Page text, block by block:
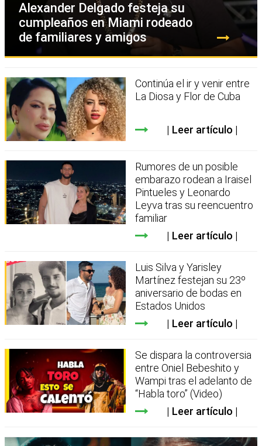
Alexander Delgado festeja su
cumpleaños en Miami rodeado
de familiares y amigos
Continúa el ir y venir entre
La Diosa y Flor de Cuba
Leer artículo
Rumores de un posible
embarazo rodean a Iraisel
Pintueles y Leonardo
Leyva tras su reencuentro
familiar
Leer artículo
Luis Silva y Yarisley
Martínez festejan su 23º
aniversario de bodas en
Estados Unidos
Leer artículo
Se dispara la controversia
entre Oniel Bebeshito y
Wampi tras el adelanto de
“Habla toro” (Video)
Leer artículo